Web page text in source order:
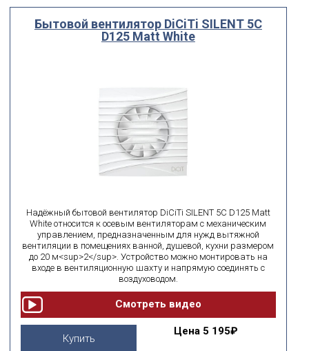
Бытовой вентилятор DiCiTi SILENT 5C
D125 Matt White
Надёжный бытовой вентилятор DiCiTi SILENT 5C D125 Matt
White относится к осевым вентиляторам с механическим
управлением, предназначенным для нужд вытяжной
вентиляции в помещениях ванной, душевой, кухни размером
до 20 м<sup>2</sup>. Устройство можно монтировать на
входе в вентиляционную шахту и напрямую соединять с
воздуховодом.
Купить
Цена 5 195₽